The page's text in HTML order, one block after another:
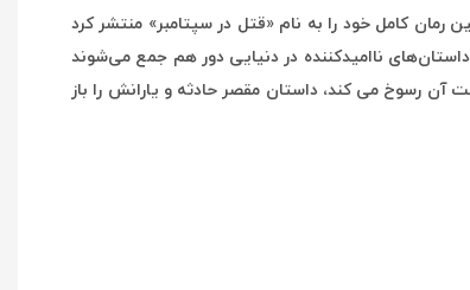
کامل خود را به نام «قتل در سپتامبر» منتشر کرد
ناامیدکننده در دنیایی دور هم جمع می‌شوند
رسوخ می کند، داستان مقصر حادثه و یارانش را باز